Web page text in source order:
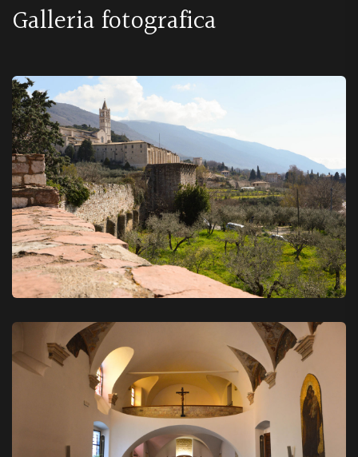
Galleriafotografica